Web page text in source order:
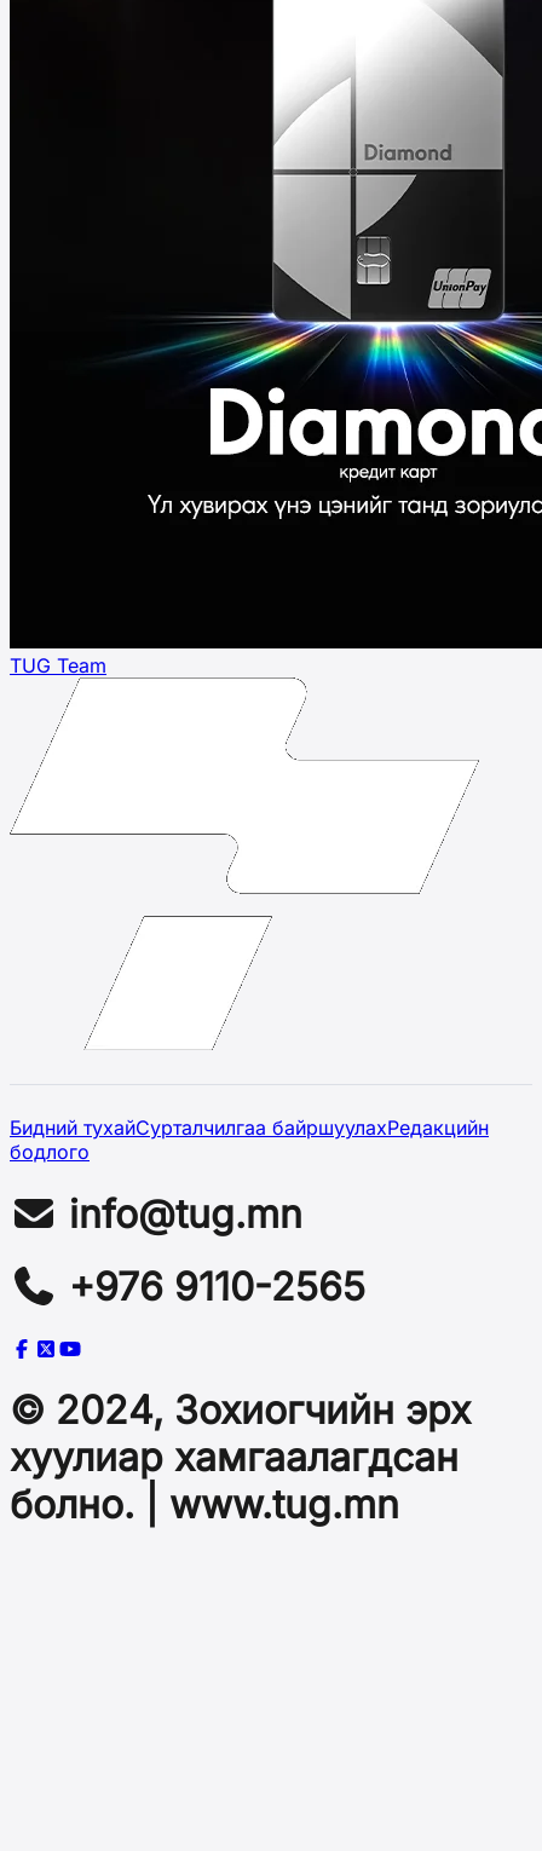
TUG Team
Бидний тухайСурталчилгаа байршуулахРедакцийн
бодлого
info@tug.mn
+976 9110-2565
© 2024, Зохиогчийн эрх
хуулиар хамгаалагдсан
болно. | www.tug.mn